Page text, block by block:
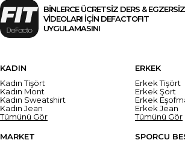
BİNLERCE ÜCRETSİZ DERS & EGZERSİZ
VİDEOLARI İÇİN DEFACTOFIT
UYGULAMASINI
KADIN
Kadın Tişört
Kadın Mont
Kadın Sweatshirt
Kadın Jean
Tümünü Gör
ERKEK
Erkek Tişört
Erkek Şort
Erkek
Erkek Jean
Tümünü Gör
MARKET
SPORCU